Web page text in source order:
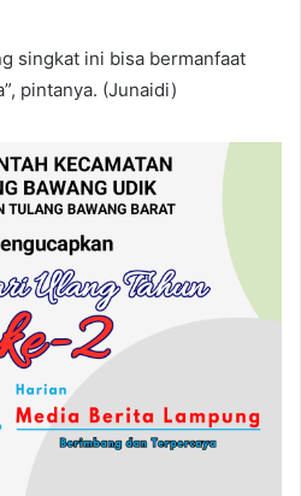
singkat ini bisa bermanfaat
pintanya. (Junaidi)